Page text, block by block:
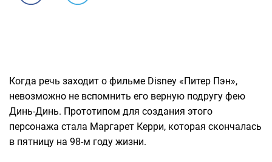
Когда речь заходит о фильме Disney «Питер Пэн»,
невозможно не вспомнить его верную подругу фею
Динь-Динь. Прототипом для создания этого
персонажа стала Маргарет Керри, которая скончалась
в пятницу на 98-м году жизни.